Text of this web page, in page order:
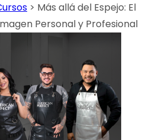
> Más allá del Espejo: El
Personal y Profesional